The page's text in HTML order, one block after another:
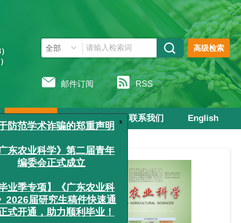
高级检索
邮件订阅 RSS
OA政策 期刊订阅 联系我们 English
）许可
关于防范学术诈骗的郑重声明
《广东农业科学》第二届青年
编委会正式成立
【毕业季专项】《广东农业科
学》2026届研究生稿件快速通